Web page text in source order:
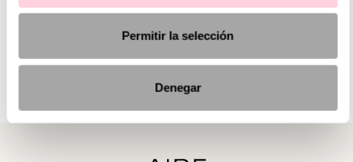
Permitir la selección
Denegar